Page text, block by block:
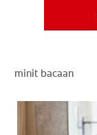
minit bacaan